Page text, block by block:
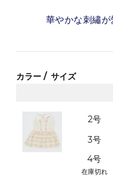
華やかな刺繡
カラー サイズ
2号
3号
4号
在庫切れ